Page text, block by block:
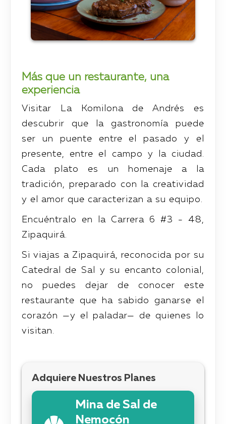
Más que un restaurante, una
experiencia
Visitar La Komilona de Andrés es
descubrir que la gastronomía puede
ser un puente entre el pasado y el
presente, entre el campo y la ciudad.
Cada plato es un homenaje a la
tradición, preparado con la creatividad
y el amor que caracterizan a su equipo.
Encuéntralo en la Carrera 6 #3 - 48,
Zipaquirá.
Si viajas a Zipaquirá, reconocida por su
Catedral de Sal y su encanto colonial,
no puedes dejar de conocer este
restaurante que ha sabido ganarse el
corazón —y el paladar— de quienes lo
visitan.
Adquiere Nuestros Planes
Mina de Sal de
Nemocón